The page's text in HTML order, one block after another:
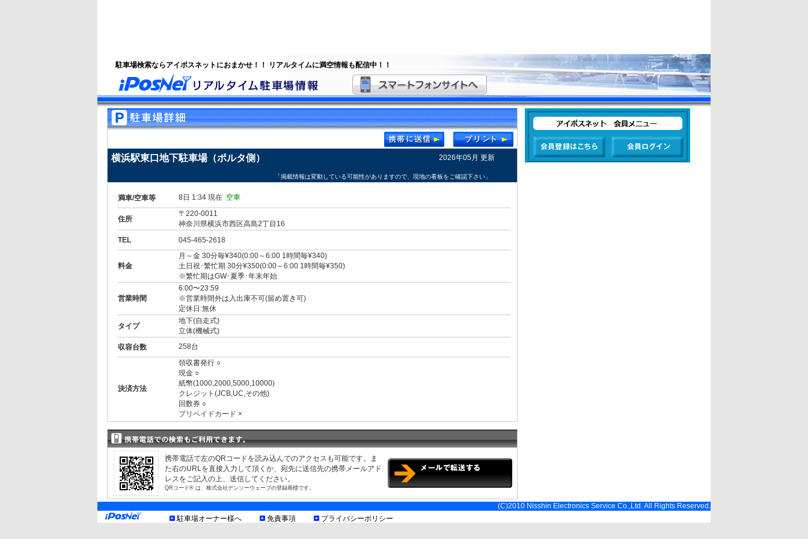
駐車場検索ならアイポスネットにおまかせ！！ リアルタイムに満空情報も配信中！！
横浜駅東口地下駐車場（ポルタ側） 2026年05月 更新
「掲載情報は変動している可能性がありますので、現地の看板をご確認下さい」
満車/空車等 8日 1:34 現在 空車
住所
〒220-0011
神奈川県横浜市西区高島2丁目16
TEL
045-465-2618
料金
月～金 30分毎¥340(0:00～6:00 1時間毎¥340)
土日祝･繁忙期 30分¥350(0:00～6:00 1時間毎¥350)
※繁忙期はGW･夏季･年末年始
営業時間
6:00〜23:59
※営業時間外は入出庫不可(留め置き可)
定休日:無休
タイプ
地下(自走式)
立体(機械式)
収容台数
258台
決済方法
領収書発行 ○
現金 ○
紙幣(1000,2000,5000,10000)
クレジット(JCB,UC,その他)
回数券 ○
プリペイドカード ×
制限事項
RV ○
1BOX ○
外車 ○
高 2.10m まで
幅 1.95m まで
長 5.00m まで
最低地上高12cm、機械式は高さ1.52M・長さ4.70m〜5.60m
トイレあり
携帯電話で左のQRコードを読み込んでのアクセスも可能です。ま
た右のURLを直接入力して頂くか、宛先に送信先の携帯メールアド
レスをご記入の上、送信してください。
QRコード® は、株式会社デンソーウェーブの登録商標です。
(C)2010 Nisshin Electronics Service Co.,Ltd. All Rights Reserved.
駐車場オーナー様へ
免責事項 プライバシーポリシー